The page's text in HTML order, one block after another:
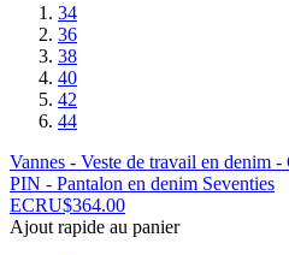
34
36
38
40
42
44
Vannes - Veste de travail en denim -
PIN - Pantalon en denim Seventies
ECRU$364.00
Ajout rapide au panier